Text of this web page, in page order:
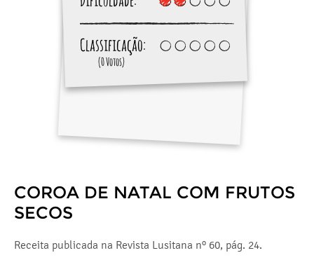
Classificação:
(0 Votos)
COROA DE NATAL COM FRUTOS
SECOS
Receita publicada na Revista Lusitana nº 60, pág. 24.